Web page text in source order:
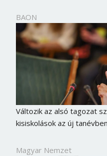
BAON
Változik az alsó tagozat
kisiskolások az új tanévben
Magyar Nemzet